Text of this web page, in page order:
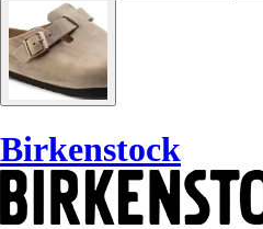
Birkenstock